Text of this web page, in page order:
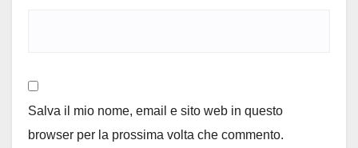
Salva il mio nome, email e sito web in questo
browser per la prossima volta che commento.